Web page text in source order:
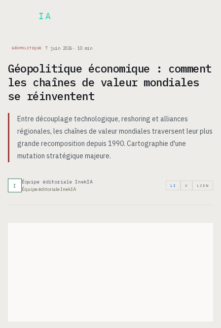
IA
GÉOPOLITIQUE 7 juin 2026 · 10 min
Géopolitique économique : comment
les chaînes de valeur mondiales
se réinventent
Entre découplage technologique, reshoring et alliances
régionales, les chaînes de valeur mondiales traversent leur plus
grande recomposition depuis 1990. Cartographie d'une
mutation stratégique majeure.
I
Équipe éditoriale InekIA
Équipe éditoriale InekIA
LI X LIEN